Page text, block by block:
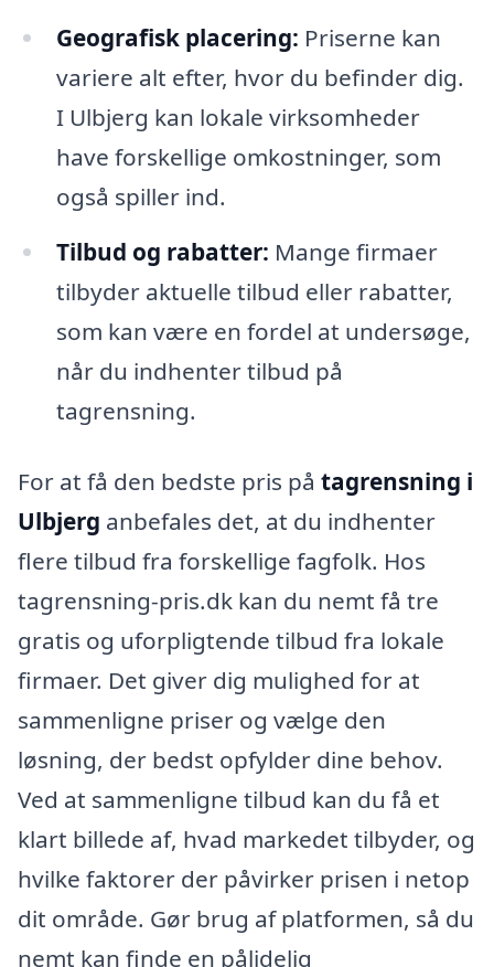
Geografisk placering: Priserne kan
variere alt efter, hvor du befinder dig.
I Ulbjerg kan lokale virksomheder
have forskellige omkostninger, som
også spiller ind.
Tilbud og rabatter: Mange firmaer
tilbyder aktuelle tilbud eller rabatter,
som kan være en fordel at undersøge,
når du indhenter tilbud på
tagrensning.
For at få den bedste pris på tagrensning i
Ulbjerg anbefales det, at du indhenter
flere tilbud fra forskellige fagfolk. Hos
tagrensning-pris.dk kan du nemt få tre
gratis og uforpligtende tilbud fra lokale
firmaer. Det giver dig mulighed for at
sammenligne priser og vælge den
løsning, der bedst opfylder dine behov.
Ved at sammenligne tilbud kan du få et
klart billede af, hvad markedet tilbyder, og
hvilke faktorer der påvirker prisen i netop
dit område. Gør brug af platformen, så du
nemt kan finde en pålidelig